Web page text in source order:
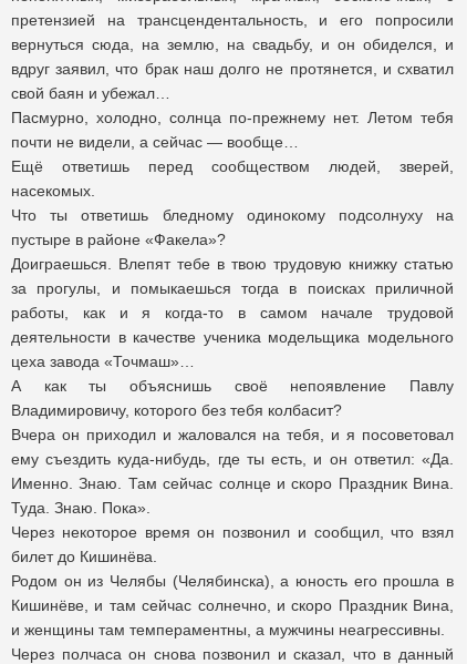
претензией на трансцендентальность, и его попросили
вернуться сюда, на землю, на свадьбу, и он обиделся, и
вдруг заявил, что брак наш долго не протянется, и схватил
свой баян и убежал…
Пасмурно, холодно, солнца по-прежнему нет. Летом тебя
почти не видели, а сейчас — вообще…
Ещё ответишь перед сообществом людей, зверей,
насекомых.
Что ты ответишь бледному одинокому подсолнуху на
пустыре в районе «Факела»?
Доиграешься. Влепят тебе в твою трудовую книжку статью
за прогулы, и помыкаешься тогда в поисках приличной
работы, как и я когда-то в самом начале трудовой
деятельности в качестве ученика модельщика модельного
цеха завода «Точмаш»…
А как ты объяснишь своё непоявление Павлу
Владимировичу, которого без тебя колбасит?
Вчера он приходил и жаловался на тебя, и я посоветовал
ему съездить куда-нибудь, где ты есть, и он ответил: «Да.
Именно. Знаю. Там сейчас солнце и скоро Праздник Вина.
Туда. Знаю. Пока».
Через некоторое время он позвонил и сообщил, что взял
билет до Кишинёва.
Родом он из Челябы (Челябинска), а юность его прошла в
Кишинёве, и там сейчас солнечно, и скоро Праздник Вина,
и женщины там темпераментны, а мужчины неагрессивны.
Через полчаса он снова позвонил и сказал, что в данный